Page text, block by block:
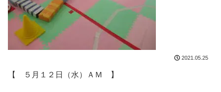
2021.05.25
【 ５月１２日（水）ＡＭ 】